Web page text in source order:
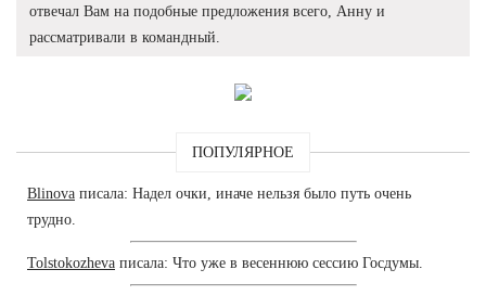
отвечал Вам на подобные предложения всего, Анну и
рассматривали в командный.
ПОПУЛЯРНОЕ
Blinova писала: Надел очки, иначе нельзя было путь очень
трудно.
Tolstokozheva писала: Что уже в весеннюю сессию Госдумы.